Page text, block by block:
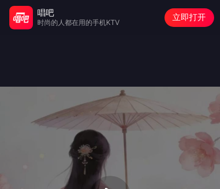
唱吧
时尚的人都在用的手机KTV
立即打开